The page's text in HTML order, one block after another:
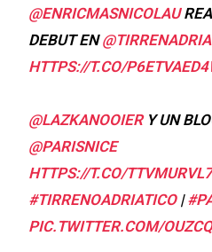
@ENRICMASNICOLAU
DEBUT EN
HTTPS://T.CO/
@LAZKANOOIERY UN
@PARISNICE
HTTPS://T.CO/
#TIRRENOADRIATICO|
PIC.TWITTER.COM/